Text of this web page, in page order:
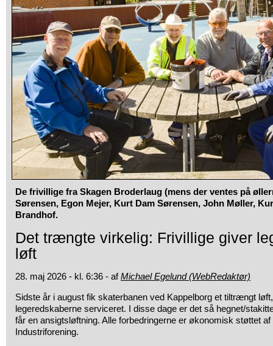
De frivillige fra Skagen Broderlaug (mens der ventes på
Sørensen, Egon Mejer, Kurt Dam Sørensen, John Møller,
Brandhof.
Det trængte virkelig: Frivillige giver
løft
28. maj 2026 - kl. 6:36 - afMichael Egelund (WebRedaktør)
Sidste år i august fik skaterbanen ved Kappelborg et tiltrængt
legeredskaberne serviceret. I disse dage er det så hegnet/
får en ansigtsløftning. Alle forbedringerne er økonomisk støttet
Industriforening.